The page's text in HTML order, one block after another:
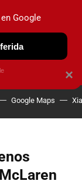
Google Maps
×
Google